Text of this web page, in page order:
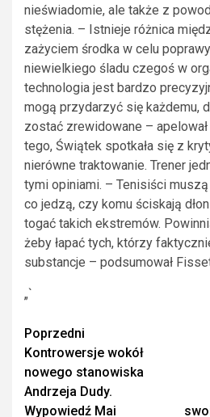
nieświadomie, ale także z
stężenia. – Istnieje różnica
zażyciem środka w celu
niewielkiego śladu czegoś w
technologia jest bardzo
mogą przydarzyć się każdemu,
zostać zrewidowane –
tego, Świątek spotkała się z
nierówne traktowanie. Trener
tymi opiniami. – Tenisiści
co jedzą, czy komu ściskają
togać takich ekstremów.
żeby łapać tych, którzy
substancje – podsumował
„`
Zobacz
wpisy
Poprzedni
Kontrowersje wokół
nowego stanowiska
Andrzeja Dudy.
Wypowiedź Mai